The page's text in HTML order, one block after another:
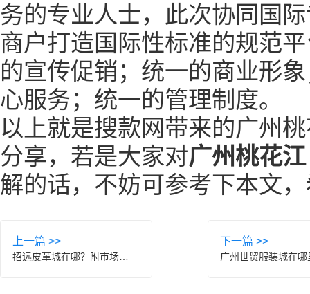
务的专业人士，此次协同国
商户打造国际性标准的规范
的宣传促销；统一的商业形
心服务；统一的管理制度。
以上就是搜款网带来的广州
分享，若是大家对广州桃花
解的话，不妨可参考下本文
上一篇 >> 下一篇 >>